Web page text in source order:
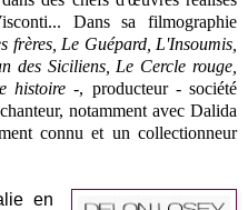
Dans sa filmographie
frères, Le Guépard, L'Insoumis,
des Siciliens, Le Cercle rouge,
histoire -, producteur - société
notamment avec Dalida
connu et un collectionneur
en